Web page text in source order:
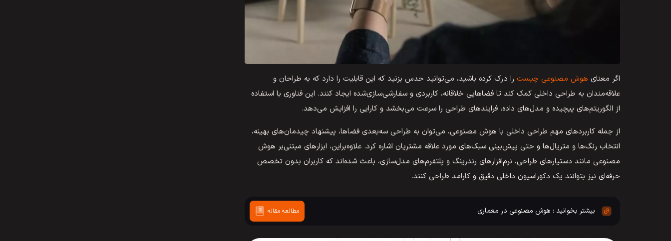
اگر معنای هوش مصنوعی چیست را درک کرده باشید، می‌توانید حدس بزنید که این قابلیت را دارد که به طراحان و
علاقه‌مندان به طراحی داخلی کمک کند تا فضاهایی خلاقانه، کاربردی و سفارشی‌سازی‌شده ایجاد کنند. این فناوری با استفاده
از الگوریتم‌های پیچیده و مدل‌های داده، فرایندهای طراحی را سرعت می‌بخشد و کارایی را افزایش می‌دهد.
از جمله کاربردهای مهم طراحی داخلی با هوش مصنوعی، می‌توان به طراحی سه‌بعدی فضاها، پیشنهاد چیدمان‌های بهینه،
انتخاب رنگ‌ها و متریال‌ها و حتی پیش‌بینی سبک‌های مورد علاقه مشتریان اشاره کرد. علاوه‌براین، ابزارهای مبتنی‌بر هوش
مصنوعی مانند دستیارهای طراحی، نرم‌افزارهای رندرینگ و پلتفرم‌های مدل‌سازی، باعث شده‌اند که کاربران بدون تخصص
حرفه‌ای نیز بتوانند یک دکوراسیون داخلی دقیق و کارامد طراحی کنند.
هوش مصنوعی در معماری